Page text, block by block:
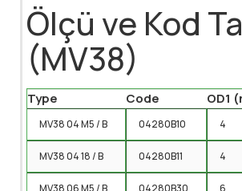
Ölçü ve Kod
(MV38)
Type Code OD1
MV38 04 M5 / B 04280B10 4
MV38 04 18 / B 04280B11 4
MV38 06 M5 / B 04280B30 6